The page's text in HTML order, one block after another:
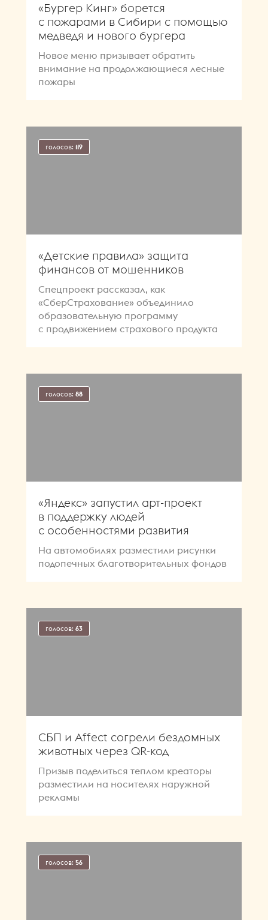
«Бургер Кинг» борется
с пожарами в Сибири с помощью
медведя и нового бургера
Новое меню призывает обратить
внимание на продолжающиеся лесные
пожары
голосов: 119
«Детские правила» защита
финансов от мошенников
Спецпроект рассказал, как
«СберСтрахование» объединило
образовательную программу
с продвижением страхового продукта
голосов: 88
«Яндекс» запустил арт-проект
в поддержку людей
с особенностями развития
На автомобилях разместили рисунки
подопечных благотворительных фондов
голосов: 63
СБП и Affect согрели бездомных
животных через QR-код
Призыв поделиться теплом креаторы
разместили на носителях наружной
рекламы
голосов: 56